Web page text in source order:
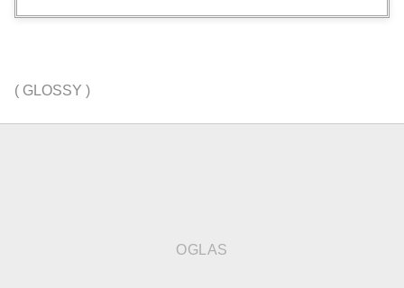
( GLOSSY )